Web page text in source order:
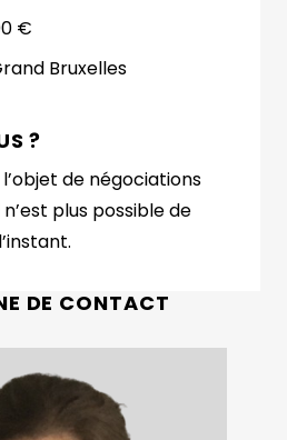
€
Bruxelles
?
de négociations
plus possible de
DE CONTACT